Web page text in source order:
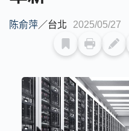
陈俞萍／台北 2025/05/27